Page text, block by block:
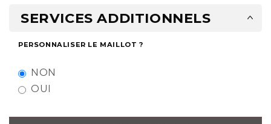
SERVICES ADDITIONNELS
PERSONNALISER LE MAILLOT ?
NON
OUI